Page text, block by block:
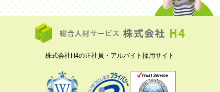
株式会社H4の正社員・アルバイト採用サイト